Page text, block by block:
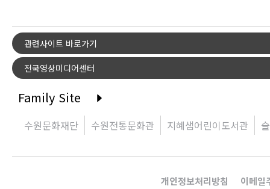
Family Site
수원문화재단 수원전통문화관 지혜샘어린이도서관
개인정보처리방침 이메일
관련사이트 바로가기
전국영상미디어센터